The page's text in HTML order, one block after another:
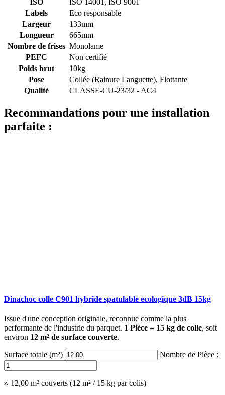
Labels
Eco responsable
Largeur
133mm
Longueur
665mm
Nombre de frises Monolame
PEFC
Non certifié
Poids brut
10kg
Pose
Collée (Rainure Languette), Flottante
Qualité
CLASSE-CU-23/32 - AC4
Recommandations pour une installation
parfaite :
Dinachoc colle C901 hybride spatulable ecologique 3dB 15kg
Issue d'une conception originale, reconnue comme la plus
performante de l'industrie du parquet. 1 Pièce = 15 kg de colle, soit
environ 12 m² de surface couverte.
Surface totale (m²) Nombre de Pièce :
≈ 12,00 m² couverts (12 m² / 15 kg par colis)